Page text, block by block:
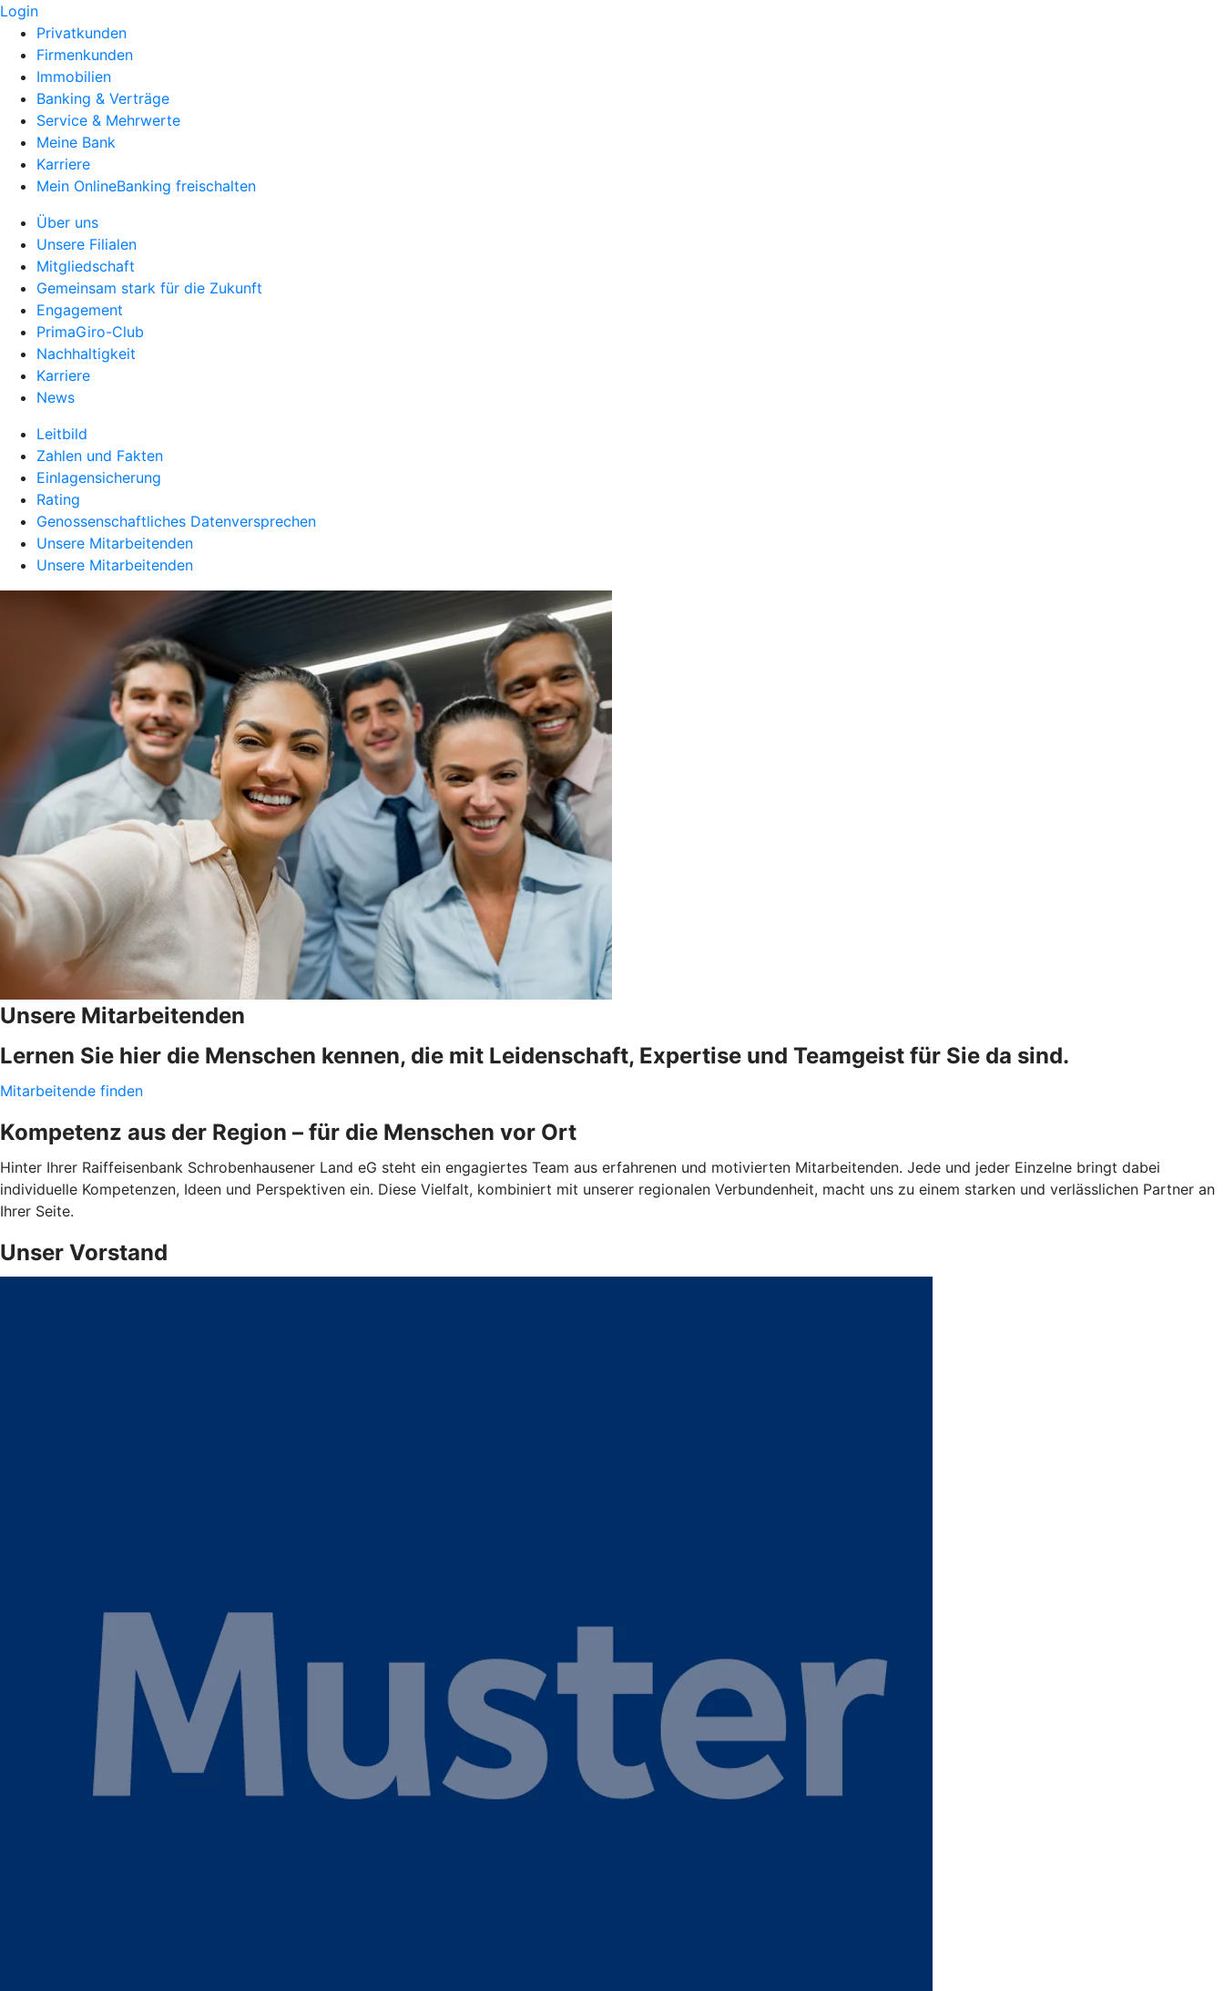
Login
Privatkunden
Firmenkunden
Immobilien
Banking & Verträge
Service & Mehrwerte
Meine Bank
Karriere
Mein OnlineBanking freischalten
Über uns
Unsere Filialen
Mitgliedschaft
Gemeinsam stark für die Zukunft
Engagement
PrimaGiro-Club
Nachhaltigkeit
Karriere
News
Leitbild
Zahlen und Fakten
Einlagensicherung
Rating
Genossenschaftliches Datenversprechen
Unsere Mitarbeitenden
Unsere Mitarbeitenden
Unsere Mitarbeitenden
Lernen Sie hier die Menschen kennen, die mit Leidenschaft, Expertise und Teamgeist für Sie da sind.
Mitarbeitende finden
Kompetenz aus der Region – für die Menschen vor Ort
Hinter Ihrer Raiffeisenbank Schrobenhausener Land eG steht ein engagiertes Team aus erfahrenen und motivierten Mitarbeitenden. Jede und jeder Einzelne bringt dabei
individuelle Kompetenzen, Ideen und Perspektiven ein. Diese Vielfalt, kombiniert mit unserer regionalen Verbundenheit, macht uns zu einem starken und verlässlichen Partner an
Ihrer Seite.
Unser Vorstand